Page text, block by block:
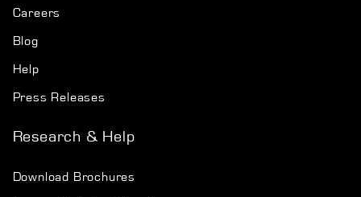
Careers
Blog
Help
Press Releases
Research & Help
Download Brochures